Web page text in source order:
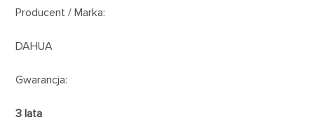
Producent / Marka:
DAHUA
Gwarancja:
3 lata